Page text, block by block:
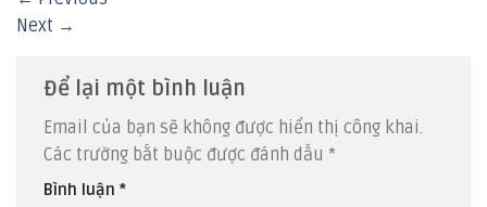
Next →
Để lại một bình luận
Email của bạn sẽ không được hiển thị công khai.
Các trường bắt buộc được đánh dấu *
Bình luận *